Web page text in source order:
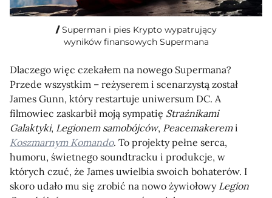
Superman i pies Krypto wypatrujący
wyników finansowych Supermana
Dlaczego więc czekałem na nowego Supermana?
Przede wszystkim – reżyserem i scenarzystą został
James Gunn, który restartuje uniwersum DC. A
filmowiec zaskarbił moją sympatię Strażnikami
Galaktyki, Legionem samobójców, Peacemakeremi
Koszmarnym Komando. To projekty pełne serca,
humoru, świetnego soundtracku i produkcje, w
których czuć, że James uwielbia swoich bohaterów. I
skoro udało mu się zrobić na nowo żywiołowy Legion